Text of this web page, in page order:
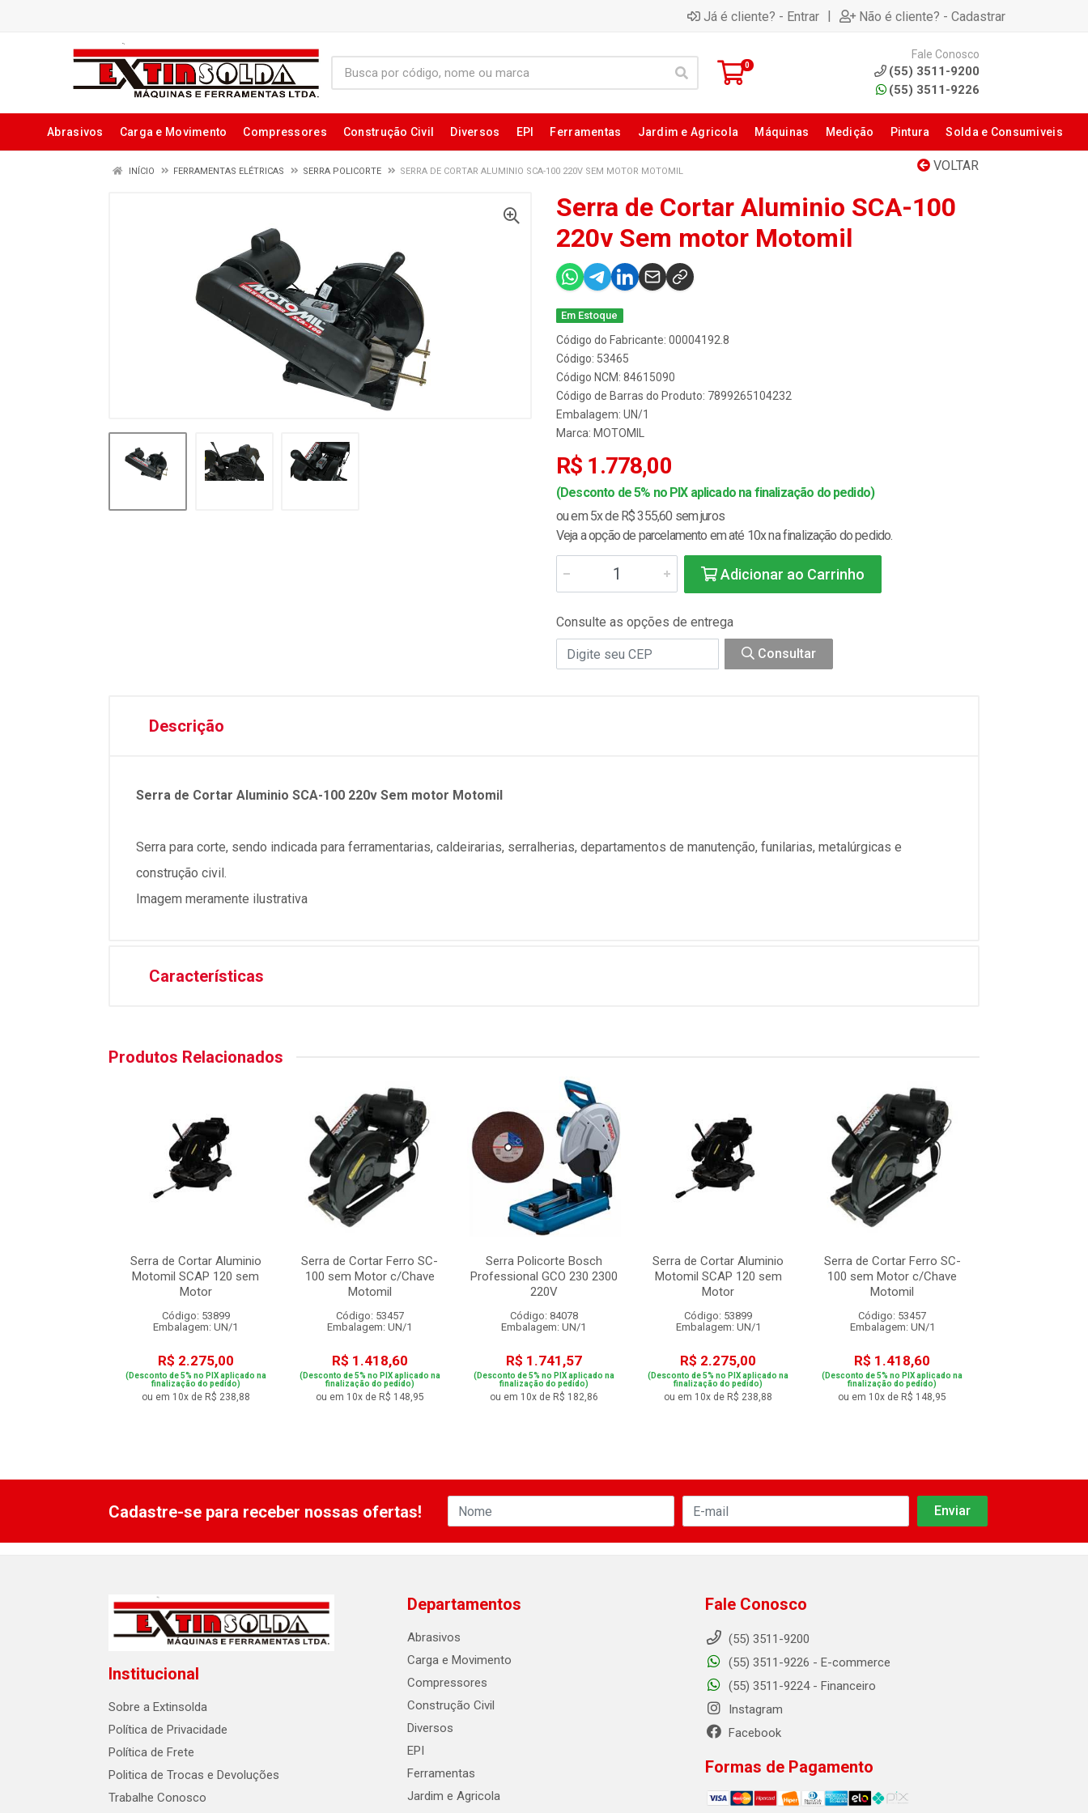
Já é cliente? - Entrar | Não é cliente? - Cadastrar
0
Fale Conosco
(55) 3511-9200
(55) 3511-9226
Abrasivos Carga e Movimento Compressores Construção Civil Diversos EPI Ferramentas Jardim e Agricola Máquinas Medição Pintura Solda e Consumiveis
VOLTAR
INÍCIO FERRAMENTAS ELÉTRICAS SERRA POLICORTE SERRA DE CORTAR ALUMINIO SCA-100 220V SEM MOTOR MOTOMIL
Serra de Cortar Aluminio SCA-100
220v Sem motor Motomil
Em Estoque
Código do Fabricante: 00004192.8
Código: 53465
Código NCM: 84615090
Código de Barras do Produto: 7899265104232
Embalagem: UN/1
Marca: MOTOMIL
R$ 1.778,00
(Desconto de 5% no PIX aplicado na finalização do pedido)
ou em 5x de R$ 355,60 sem juros
Veja a opção de parcelamento em até 10x na finalização do pedido.
Adicionar ao Carrinho
Consulte as opções de entrega
Consultar
Descrição
Serra de Cortar Aluminio SCA-100 220v Sem motor Motomil
Serra para corte, sendo indicada para ferramentarias, caldeirarias, serralherias, departamentos de manutenção, funilarias, metalúrgicas e
construção civil.
Imagem meramente ilustrativa
Características
Produtos Relacionados
Serra de Cortar Aluminio
Motomil SCAP 120 sem
Motor
Código: 53899
Embalagem: UN/1
R$ 2.275,00
(Desconto de 5% no PIX aplicado na
finalização do pedido)
ou em 10x de R$ 238,88
Serra de Cortar Ferro SC-
100 sem Motor c/Chave
Motomil
Código: 53457
Embalagem: UN/1
R$ 1.418,60
(Desconto de 5% no PIX aplicado na
finalização do pedido)
ou em 10x de R$ 148,95
Serra Policorte Bosch
Professional GCO 230 2300
220V
Código: 84078
Embalagem: UN/1
R$ 1.741,57
(Desconto de 5% no PIX aplicado na
finalização do pedido)
ou em 10x de R$ 182,86
Serra de Cortar Aluminio
Motomil SCAP 120 sem
Motor
Código: 53899
Embalagem: UN/1
R$ 2.275,00
(Desconto de 5% no PIX aplicado na
finalização do pedido)
ou em 10x de R$ 238,88
Serra de Cortar Ferro SC-
100 sem Motor c/Chave
Motomil
Código: 53457
Embalagem: UN/1
R$ 1.418,60
(Desconto de 5% no PIX aplicado na
finalização do pedido)
ou em 10x de R$ 148,95
Cadastre-se para receber nossas ofertas!
Institucional
Sobre a Extinsolda
Política de Privacidade
Política de Frete
Politica de Trocas e Devoluções
Trabalhe Conosco
Departamentos
Abrasivos
Carga e Movimento
Compressores
Construção Civil
Diversos
EPI
Ferramentas
Jardim e Agricola
Fale Conosco
(55) 3511-9200
(55) 3511-9226 - E-commerce
(55) 3511-9224 - Financeiro
Instagram
Facebook
Formas de Pagamento